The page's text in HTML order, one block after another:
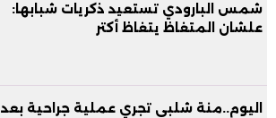
شمس البارودي تستعيد ذكريات شبابها:
علشان المتغاظ يتغاظ أكتر
اليوم..منة شلبي تجري عملية جراحية بعد